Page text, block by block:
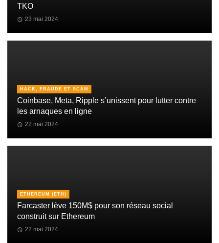
TKO
23 mai 2024
HACK, FRAUDE ET SCAM
Coinbase, Meta, Ripple s’unissent pour lutter contre
les arnaques en ligne
22 mai 2024
ETHEREUM (ETH)
Farcaster lève 150M$ pour son réseau social
construit sur Ethereum
22 mai 2024